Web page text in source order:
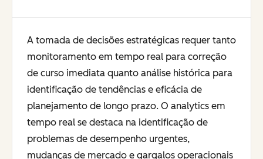
A tomada de decisões estratégicas requer tanto
monitoramento em tempo real para correção
de curso imediata quanto análise histórica para
identificação de tendências e eficácia de
planejamento de longo prazo. O analytics em
tempo real se destaca na identificação de
problemas de desempenho urgentes,
mudanças de mercado e gargalos operacionais